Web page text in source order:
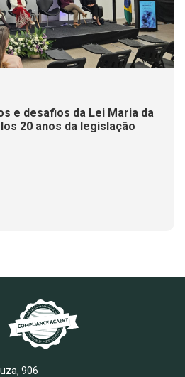
e desafios da Lei Maria da
20 anos da legislação
906